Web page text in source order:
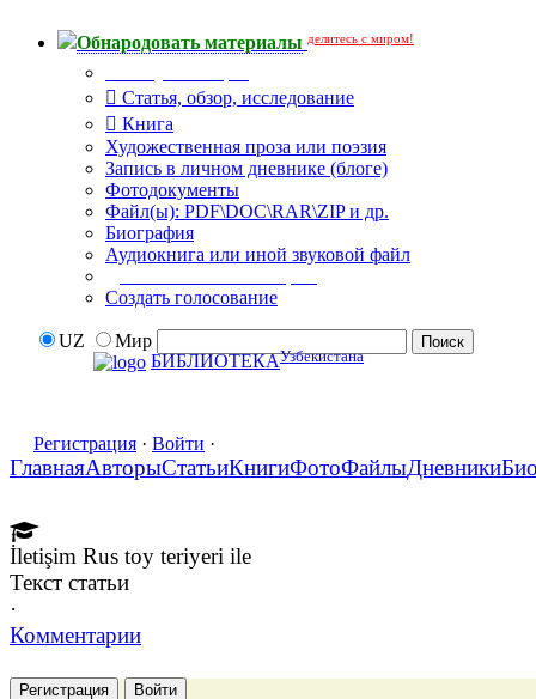
Обнародовать материалы делитесь с миром!
Статья, обзор, исследование
Книга
Художественная проза или поэзия
Запись в личном дневнике (блоге)
Фотодокументы
Файл(ы): PDF\DOC\RAR\ZIP и др.
Биография
Аудиокнига или иной звуковой файл
Создать голосование
UZ
Мир
БИБЛИОТЕКАУзбекистана
Регистрация · Войти ·
ГлавнаяАвторыСтатьиКнигиФотоФайлыДневники
İletişim Rus toy teriyeri ile
Текст статьи
·
Комментарии
Регистрация Войти